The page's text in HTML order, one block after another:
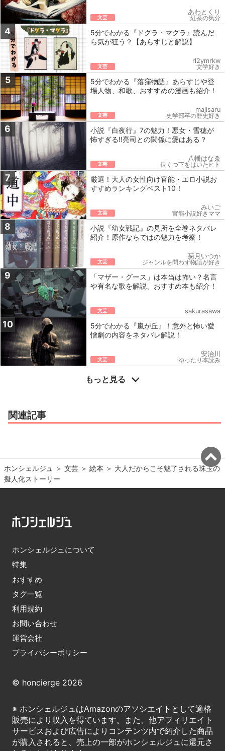
文芸
あわとくり
紅茶の気分
4
5分でわかる『ドグラ・マグラ』読んだ
ら気が狂う？【あらすじと解説】
文芸
rl2ymrkw
文学好き
5
5分でわかる『落窪物語』あらすじや登
場人物、和歌、おすすめの漫画も紹介！
文芸
majisaru
史学部卒の歴史好き
6
小説『白夜行』7の魅力！悪女・雪穂が
怖すぎる!!亮司との関係に愛はある？
文芸
八幡はなゑ
長くつ下をはいたヒト
7
厳選！大人の女性向け官能・エロ小説お
すすめランキングベスト10！
文芸
みいご
官能小説好きママ
8
小説『幼女戦記』の見所を全巻ネタバレ
紹介！原作ならではの魅力を考察！
文芸
菊月いつか
ジャンルを問わず物語が好き
9
「マザー・グース」は本当は怖い？名言
や有名な歌を解説、おすすめ本も紹介！
文芸 sakurasawa
10
5分でわかる『嵐が丘』！意外と怖い愛
憎劇の内容をネタバレ解説！
文芸
安治川
ゆったり本読み
もっと見る
関連記事
ホンシェルジュ ＞ 文芸 ＞ 絵本 ＞ 大人だからこそ魅了される珠玉の
擬人化ストーリー
ホンシェルジュについて
特集
おすすめ
タグ一覧
利用規約
お問い合わせ
運営会社
プライバシーポリシー
© honcierge 2026
※ ホンシェルジュはAmazonのアソシエイトとして適格
販売により収入を得ています。また、他アフィリエイト
サービスおよび広告によりコンテンツ内で紹介した商品
が購入されると、売上の一部がホンシェルジュに還元さ